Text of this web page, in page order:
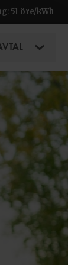
51 öre/kWh